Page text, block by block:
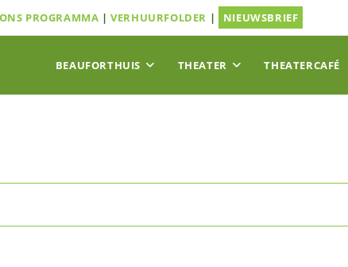
ONS PROGRAMMA |VERHUURFOLDER | NIEUWSBRIEF
BEAUFORTHUIS THEATER THEATERCAFÉ